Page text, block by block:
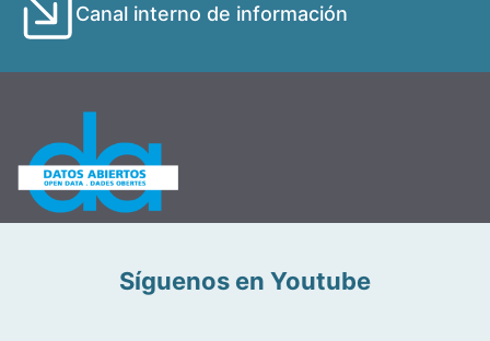
Canal interno de información
Síguenos en Youtube